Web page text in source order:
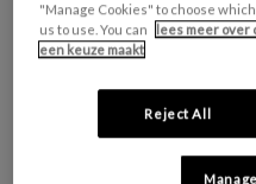
GESCHIKT VOOR:
KLEURGROEP:
KLEURCOLLECTIE:
"Manage Cookies" to choose
us to use. You can
lees meer over
een keuze maakt
Reject All